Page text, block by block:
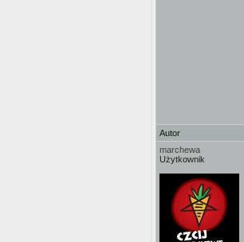
Autor
marchewa
Użytkownik